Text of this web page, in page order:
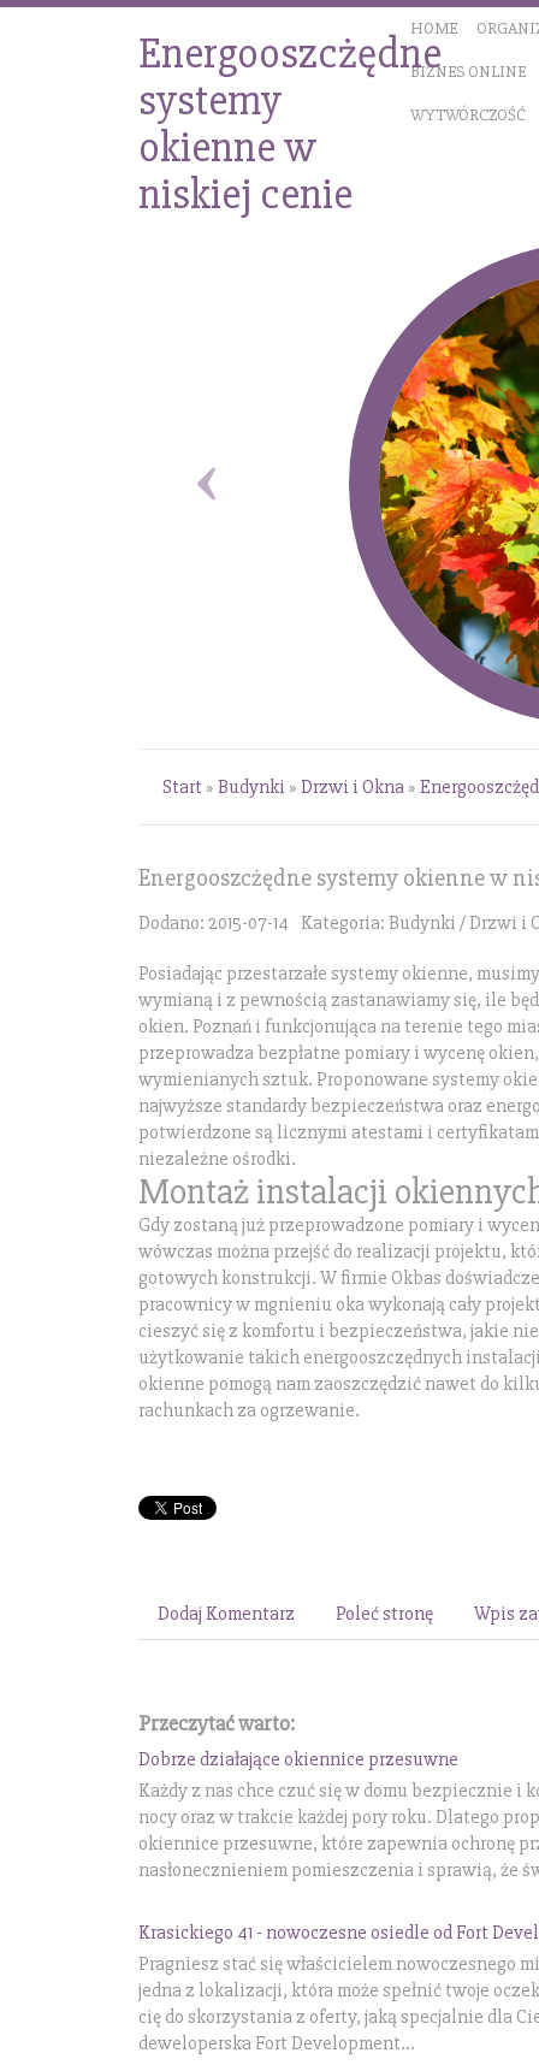
HOME
BIZNES ONLINE
WYTWÓRCZOŚĆ
Energooszcżędne
systemy
okienne w
niskiej cenie
Start » Budynki » Drzwi i Okna »
Energooszcżędne systemy okienne w
Dodano: 2015-07-14 Kategoria: Budynki / Drzwi i
Posiadając przestarzałe systemy okienne,
wymianą i z pewnością zastanawiamy się, ile
okien. Poznań i funkcjonująca na terenie tego
przeprowadza bezpłatne pomiary i wycenę
wymienianych sztuk. Proponowane systemy
najwyższe standardy bezpieczeństwa oraz
potwierdzone są licznymi atestami i
niezależne ośrodki.
Montaż instalacji
Gdy zostaną już przeprowadzone pomiary i
wówczas można przejść do realizacji projektu,
gotowych konstrukcji. W firmie Okbas
pracownicy w mgnieniu oka wykonają cały
cieszyć się z komfortu i bezpieczeństwa, jakie
użytkowanie takich energooszczędnych
okienne pomogą nam zaoszczędzić nawet do
rachunkach za ogrzewanie.
Dodaj Komentarz Poleć stronę Wpis
Przeczytać warto:
Dobrze działające okiennice przesuwne
Każdy z nas chce czuć się w domu bezpiecznie i
nocy oraz w trakcie każdej pory roku. Dlatego
okiennice przesuwne, które zapewnia ochronę
nasłonecznieniem pomieszczenia i sprawią, że
Krasickiego 41 - nowoczesne osiedle od Fort
Pragniesz stać się właścicielem nowoczesnego
jedna z lokalizacji, która może spełnić twoje
cię do skorzystania z oferty, jaką specjalnie dla
deweloperska Fort Development...